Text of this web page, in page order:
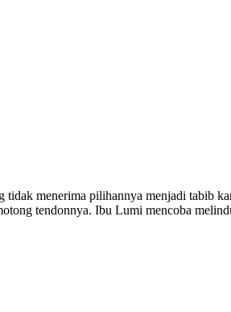
tidak menerima pilihannya menjadi tabib
tendonnya. Ibu Lumi mencoba